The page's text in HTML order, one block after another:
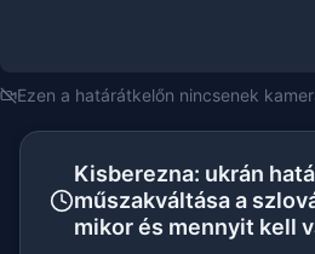
Ezen a határátkelőn nincsenek
Kisberezna: ukrán
műszakváltása a
mikor és mennyit kell